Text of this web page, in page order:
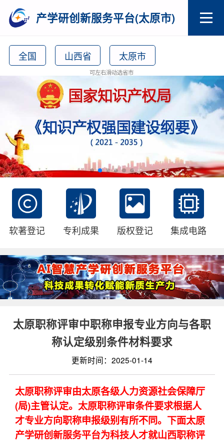
产学研创新服务平台(太原市)
全国 山西省 太原市
可左右滑动选省市
软著登记 专利成果 版权登记 集成电路
太原职称评审中职称申报专业方向与各职
称认定级别条件材料要求
更新时间：2025-01-14
太原职称评审由太原各级人力资源社会保障厅
(局)主管认定。太原职称评审条件要求根据人
才专业方向职称申报级别有所不同。下面太原
产学研创新服务平台为科技人才就山西职称评